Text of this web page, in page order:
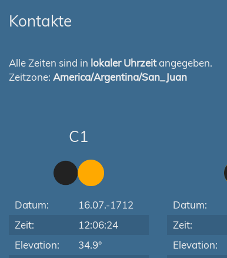
Kontakte
Alle Zeiten sind in lokaler Uhrzeitangegeben.
Zeitzone: America/Argentina/San_Juan
C1
Datum:
16.07.-1712
Zeit:
12:06:24
Elevation:
34.9°
Datum:
Zeit:
Elevation: